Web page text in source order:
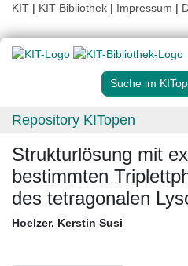
KIT | KIT-Bibliothek | Impressum |
Suche im
Repository KITopen
Strukturlösung mit
bestimmten
des tetragonalen
Hoelzer, Kerstin Susi